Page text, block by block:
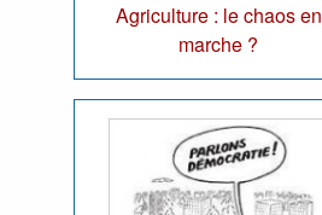
Agriculture : le chaos en
marche ?